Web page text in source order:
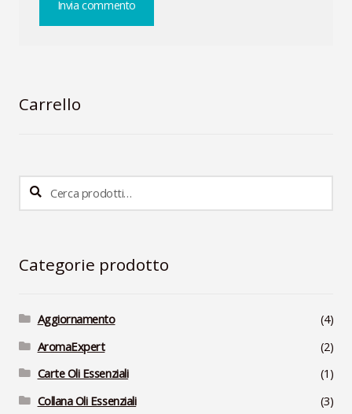
Carrello
Cerca:
Cerca
Categorie prodotto
Aggiornamento
(4)
AromaExpert
(2)
Carte Oli Essenziali
(1)
Collana Oli Essenziali
(3)